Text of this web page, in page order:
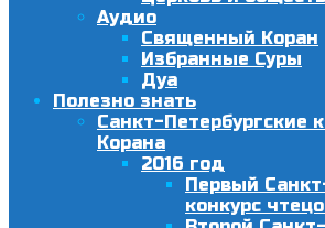
Аудио
Священный Коран
Избранные Суры
Дуа
Полезно знать
Санкт-Петербургские
Корана
2016 год
Первый
конкурс